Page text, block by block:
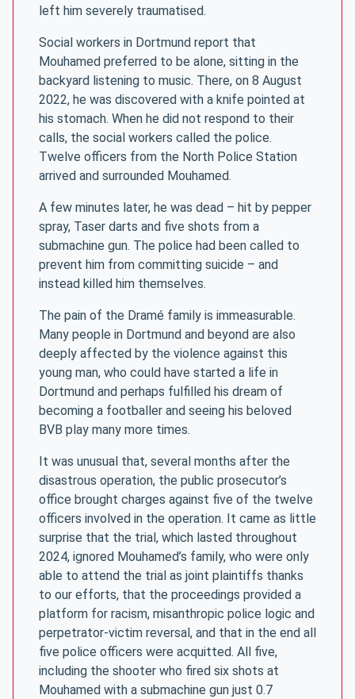
left him severely traumatised.
Social workers in Dortmund report that
Mouhamed preferred to be alone, sitting in the
backyard listening to music. There, on 8 August
2022, he was discovered with a knife pointed at
his stomach. When he did not respond to their
calls, the social workers called the police.
Twelve officers from the North Police Station
arrived and surrounded Mouhamed.
A few minutes later, he was dead – hit by pepper
spray, Taser darts and five shots from a
submachine gun. The police had been called to
prevent him from committing suicide – and
instead killed him themselves.
The pain of the Dramé family is immeasurable.
Many people in Dortmund and beyond are also
deeply affected by the violence against this
young man, who could have started a life in
Dortmund and perhaps fulfilled his dream of
becoming a footballer and seeing his beloved
BVB play many more times.
It was unusual that, several months after the
disastrous operation, the public prosecutor’s
office brought charges against five of the twelve
officers involved in the operation. It came as little
surprise that the trial, which lasted throughout
2024, ignored Mouhamed’s family, who were only
able to attend the trial as joint plaintiffs thanks
to our efforts, that the proceedings provided a
platform for racism, misanthropic police logic and
perpetrator-victim reversal, and that in the end all
five police officers were acquitted. All five,
including the shooter who fired six shots at
Mouhamed with a submachine gun just 0.7